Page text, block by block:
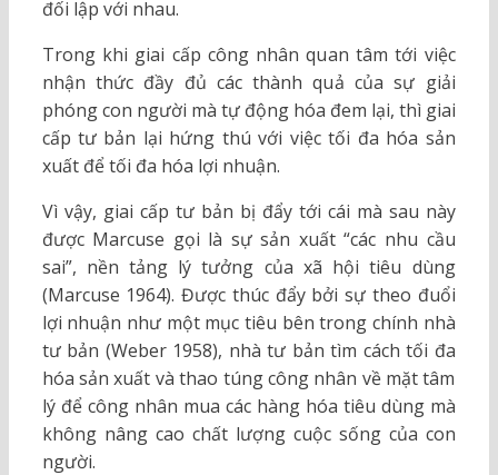
đối lập với nhau.
Trong khi giai cấp công nhân quan tâm tới việc
nhận thức đầy đủ các thành quả của sự giải
phóng con người mà tự động hóa đem lại, thì giai
cấp tư bản lại hứng thú với việc tối đa hóa sản
xuất để tối đa hóa lợi nhuận.
Vì vậy, giai cấp tư bản bị đẩy tới cái mà sau này
được Marcuse gọi là sự sản xuất “các nhu cầu
sai”, nền tảng lý tưởng của xã hội tiêu dùng
(Marcuse 1964). Được thúc đẩy bởi sự theo đuổi
lợi nhuận như một mục tiêu bên trong chính nhà
tư bản (Weber 1958), nhà tư bản tìm cách tối đa
hóa sản xuất và thao túng công nhân về mặt tâm
lý để công nhân mua các hàng hóa tiêu dùng mà
không nâng cao chất lượng cuộc sống của con
người.